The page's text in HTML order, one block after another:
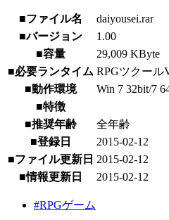
■ファイル名
daiyousei.rar
■バージョン
1.00
■容量
29,009 KByte
■必要ランタイム RPGツクール
■動作環境
Win 7 32bit/7
■特徴
■推奨年齢
全年齢
■登録日
2015-02-12
■ファイル更新日 2015-02-12
■情報更新日
2015-02-12
#RPGゲーム